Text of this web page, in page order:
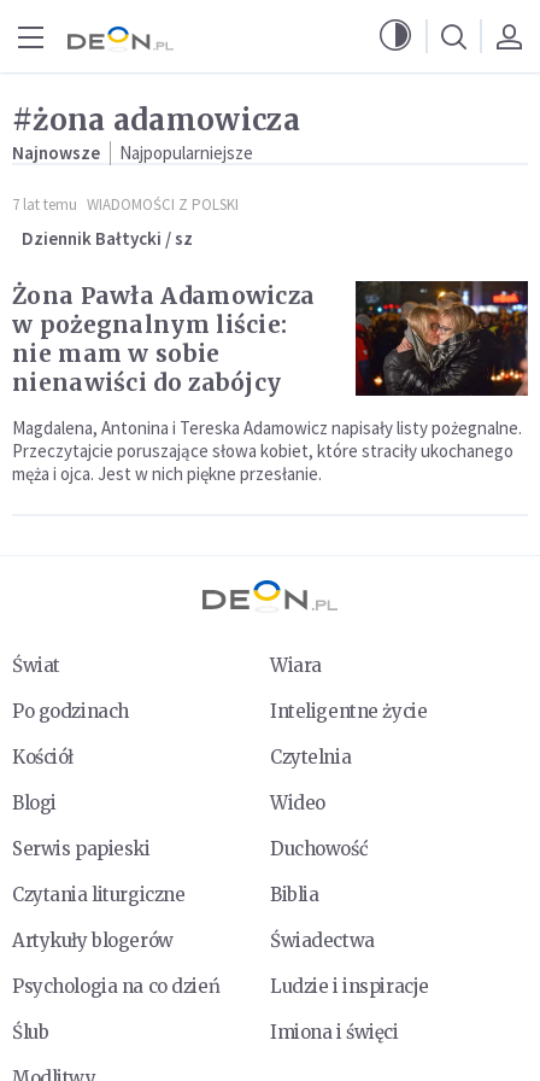
#żona adamowicza
Najnowsze Najpopularniejsze
7 lat temu WIADOMOŚCI Z POLSKI
Dziennik Bałtycki / sz
Żona Pawła Adamowicza
w pożegnalnym liście:
nie mam w sobie
nienawiści do zabójcy
Magdalena, Antonina i Tereska Adamowicz napisały listy pożegnalne.
Przeczytajcie poruszające słowa kobiet, które straciły ukochanego
męża i ojca. Jest w nich piękne przesłanie.
Świat
Wiara
Po godzinach
Inteligentne życie
Kościół
Czytelnia
Blogi
Wideo
Serwis papieski
Duchowość
Czytania liturgiczne
Biblia
Artykuły blogerów
Świadectwa
Psychologia na co dzień
Ludzie i inspiracje
Ślub
Imiona i święci